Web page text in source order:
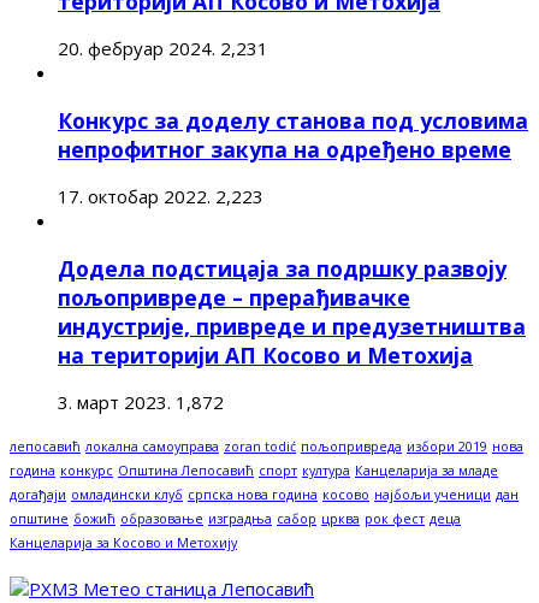
20. фебруар 2024. 2,231
Конкурс за доделу станова под условима
непрофитног закупа на одређено време
17. октобар 2022. 2,223
Додела подстицаја за подршку развоју
пољопривреде – прерађивачке
индустрије, привреде и предузетништва
на територији АП Косово и Метохија
3. март 2023. 1,872
лепосавић локална самоуправа zoran todić пољопривреда избори 2019 нова
година конкурс Општина Лепосавић спорт култура Канцеларија за младе
догађаји омладински клуб српска нова година косово најбољи ученици дан
општине божић образовање изградња сабор црква рок фест деца
Канцеларија за Косово и Метохију